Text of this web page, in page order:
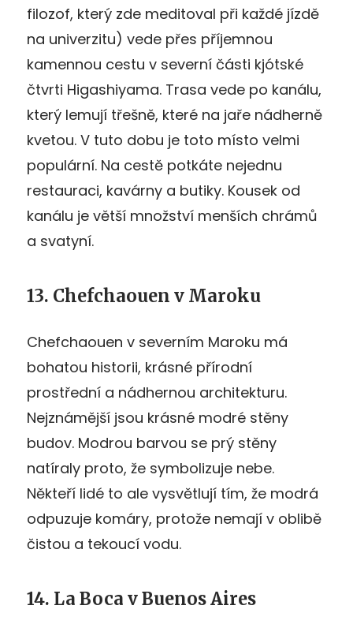
filozof, který zde meditoval při každé jízdě
na univerzitu) vede přes příjemnou
kamennou cestu v severní části kjótské
čtvrti Higashiyama. Trasa vede po kanálu,
který lemují třešně, které na jaře nádherně
kvetou. V tuto dobu je toto místo velmi
populární. Na cestě potkáte nejednu
restauraci, kavárny a butiky. Kousek od
kanálu je větší množství menších chrámů
a svatyní.
13. Chefchaouen v Maroku
Chefchaouen v severním Maroku má
bohatou historii, krásné přírodní
prostřední a nádhernou architekturu.
Nejznámější jsou krásné modré stěny
budov. Modrou barvou se prý stěny
natíraly proto, že symbolizuje nebe.
Někteří lidé to ale vysvětlují tím, že modrá
odpuzuje komáry, protože nemají v oblibě
čistou a tekoucí vodu.
14. La Boca v Buenos Aires